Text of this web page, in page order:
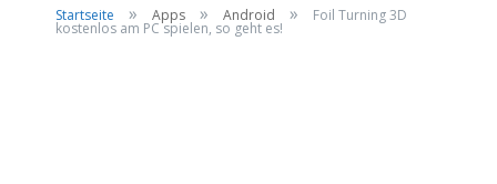
Startseite » Apps » Android » Foil Turning 3D
kostenlos am PC spielen, so geht es!